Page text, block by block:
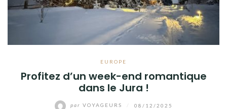
EUROPE
Profitez d’un week-end romantique
dans le Jura !
par VOYAGEURS 08/12/2025